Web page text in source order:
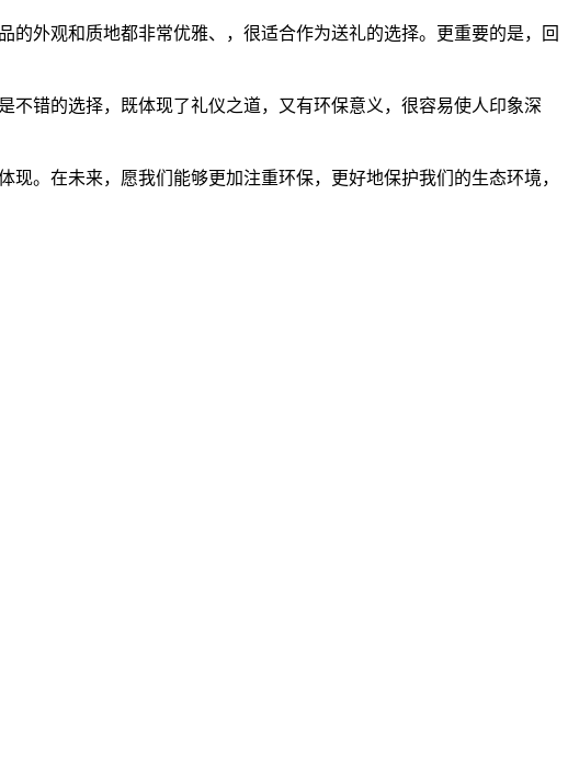
的外观和质地都非常优雅、，很适合作为送礼的选择。更重要的是，回
不错的选择，既体现了礼仪之道，又有环保意义，很容易使人印象深
现。在未来，愿我们能够更加注重环保，更好地保护我们的生态环境，